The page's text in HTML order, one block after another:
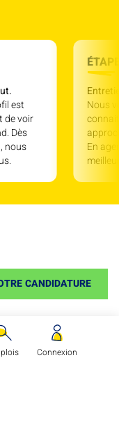
est
de voir
Dès
nous
Nous
En
CANDIDATURE
Connexion